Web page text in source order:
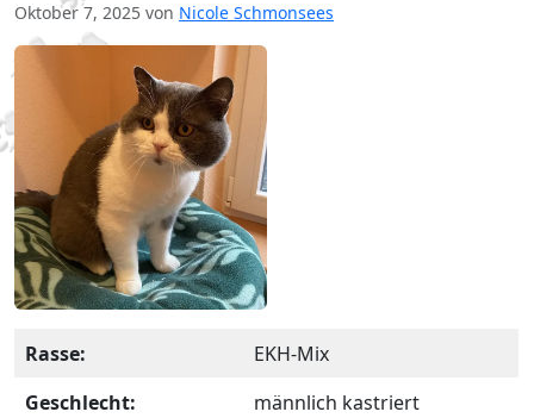
Oktober 7, 2025 von Nicole Schmonsees
Rasse:
EKH-Mix
Geschlecht:
männlich kastriert